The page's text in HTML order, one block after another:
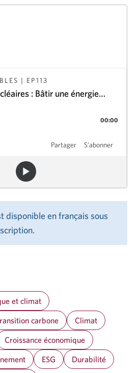
| EP113
: Bâtir une énergie
exploratoires de lune du
00:00
Partager S'abonner
disponible en français sous
et climat
carbone
Climat
Croissance économique
ESG
Durabilité